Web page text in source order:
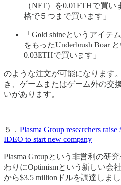
（NFT）を0.01ETHで買
格で５つまで買います」
「Gold shineというアイテ
をもったUnderbrush Boar
0.03ETHで買います」
のような注文が可能になります
き、ゲームまたはゲーム外の交
いがあります。
５． Plasma Group researchers
IDEO to start new company
Plasma Groupという非営利の研
わりにOptimismという新しい会
から$3.5 millionドルを調達しま